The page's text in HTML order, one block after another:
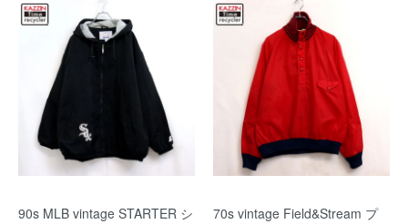
90s MLB vintage STARTER シ
70s vintage Field&Stream プ